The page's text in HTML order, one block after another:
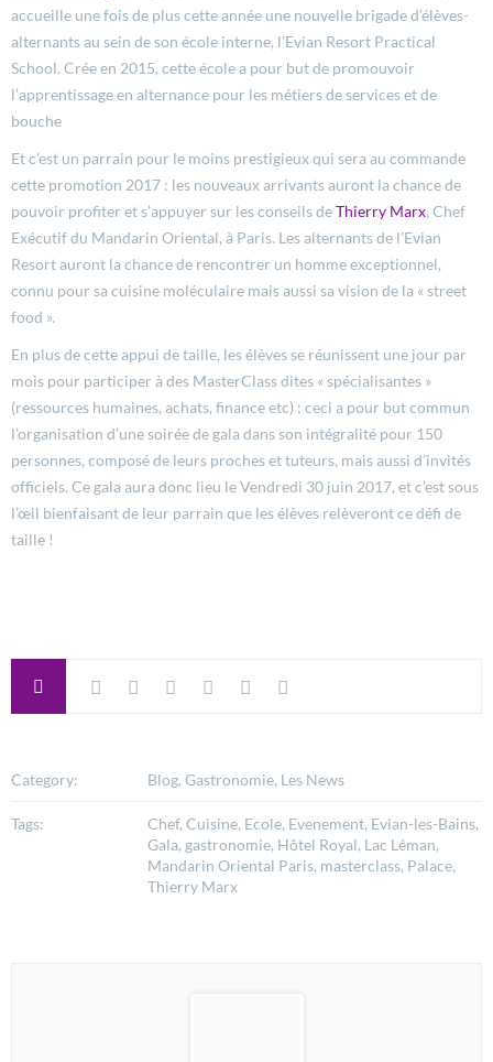
accueille une fois de plus cette année une nouvelle brigade d’élèves-
alternants au sein de son école interne, l’Evian Resort Practical
School. Crée en 2015, cette école a pour but de promouvoir
l’apprentissage en alternance pour les métiers de services et de
bouche
Et c’est un parrain pour le moins prestigieux qui sera au commande
cette promotion 2017 : les nouveaux arrivants auront la chance de
pouvoir profiter et s’appuyer sur les conseils deThierry Marx, Chef
Exécutif du Mandarin Oriental, à Paris. Les alternants de l’Evian
Resort auront la chance de rencontrer un homme exceptionnel,
connu pour sa cuisine moléculaire mais aussi sa vision de la « street
food ».
En plus de cette appui de taille, les élèves se réunissent une jour par
mois pour participer à des MasterClass dites « spécialisantes »
(ressources humaines, achats, finance etc) : ceci a pour but commun
l’organisation d’une soirée de gala dans son intégralité pour 150
personnes, composé de leurs proches et tuteurs, mais aussi d’invités
officiels. Ce gala aura donc lieu le Vendredi 30 juin 2017, et c’est sous
l’œil bienfaisant de leur parrain que les élèves relèveront ce défi de
taille !
Category: Blog, Gastronomie, Les News
Tags:
Chef, Cuisine, Ecole, Evenement, Evian-les-Bains,
Gala, gastronomie, Hôtel Royal, Lac Léman,
Mandarin Oriental Paris, masterclass, Palace,
Thierry Marx